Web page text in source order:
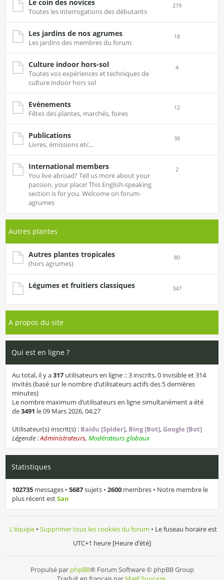
Le coin des novices
Toutes les interrogations des débutants
219
Les jardins de nos agrumes
Les jardins des membres du forum
18
Culture indoor hors-sol
Toutes vos expériences et techniques de
culture indoor hors sol
4
Evènements
Fêtes des plantes, marchés, foires
12
Publications
Livres, émissions etc...
38
International members
You live abroad? Tell us more about your
passion, your place! This English-speaking
section is for you. Welcome on forum-
agrumes
2
Autres plantes
Autres plantes tropicales
(hors agrumes)
80
Légumes et fruitiers classiques 347
A propos du site
Qui est en ligne ?
Au total, il y a317 utilisateurs en ligne :: 3 inscrits, 0 invisible et 314
invités (basé sur le nombre d’utilisateurs actifs des 5 dernières
minutes)
Le nombre maximum d’utilisateurs en ligne simultanément a été
de3491 le 09 Mars 2026, 04:27
Utilisateur(s) inscrit(s) : Baidu [Spider], Bing [Bot],Google [Bot]
Légende :Administrateurs,Modérateurs globaux
Statistiques
102735 messages •5687sujets •2600 membres • Notre membre le
plus récent estSan
L’équipe • Supprimer tous les cookies du forum • Le fuseau horaire est
UTC+1 heure [Heure d’été]
Propulsé par phpBB® Forum Software © phpBB Group